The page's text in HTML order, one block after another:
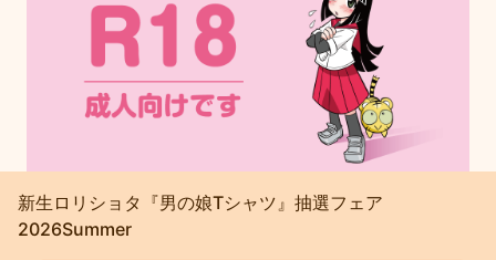
新生ロリショタ『男の娘Tシャツ』抽選フェア
2026Summer